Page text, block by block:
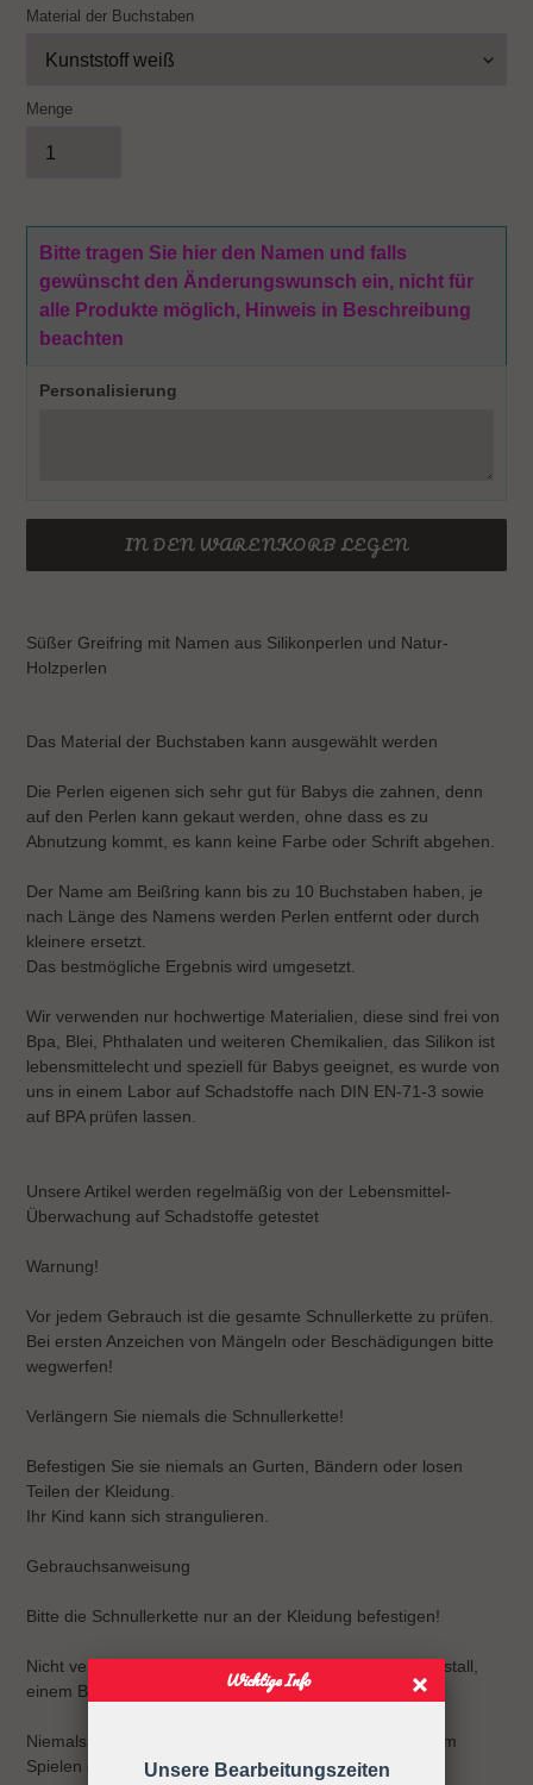
Material der Buchstaben
Menge
Bitte tragen Sie hier den Namen und falls
gewünscht den Änderungswunsch ein, nicht für
alle Produkte möglich, Hinweis in Beschreibung
beachten
Personalisierung
IN DEN WARENKORB LEGEN
Warenkorb
Süßer Greifring mit Namen aus Silikonperlen und Natur-
Holzperlen
Das Material der Buchstaben kann ausgewählt werden
Die Perlen eigenen sich sehr gut für Babys die zahnen, denn
auf den Perlen kann gekaut werden, ohne dass es zu
Abnutzung kommt, es kann keine Farbe oder Schrift abgehen.
Der Name am Beißring kann bis zu 10 Buchstaben haben, je
nach Länge des Namens werden Perlen entfernt oder durch
kleinere ersetzt.
Das bestmögliche Ergebnis wird umgesetzt.
Wir verwenden nur hochwertige Materialien, diese sind frei von
Bpa, Blei, Phthalaten und weiteren Chemikalien, das Silikon ist
lebensmittelecht und speziell für Babys geeignet, es wurde von
uns in einem Labor auf Schadstoffe nach DIN EN-71-3 sowie
auf BPA prüfen lassen.
Unsere Artikel werden regelmäßig von der Lebensmittel-
Überwachung auf Schadstoffe getestet
Warnung!
Vor jedem Gebrauch ist die gesamte Schnullerkette zu prüfen.
Bei ersten Anzeichen von Mängeln oder Beschädigungen bitte
wegwerfen!
Verlängern Sie niemals die Schnullerkette!
Befestigen Sie sie niemals an Gurten, Bändern oder losen
Teilen der Kleidung.
Ihr Kind kann sich strangulieren.
Gebrauchsanweisung
Bitte die Schnullerkette nur an der Kleidung befestigen!
Nicht verwenden, wenn der Säugling sich in einem Laufstall,
einem Bett oder einer Wiege befindet
Niemals die Schnullerkette dem Kind ohne Schnuller zum
Spielen geben.
Wichtige Info
Unsere Bearbeitungszeiten